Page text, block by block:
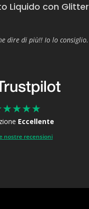
Liquido con Glitter
dire di più!! Io lo consiglio.
★★★★
Eccellente
nostre recensioni